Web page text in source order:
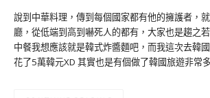
說到中華料理，傳到每個國家都有他的擁護者，
廳，從低端到高到嚇死人的都有，大家也是趨之
中餐我想應該就是韓式炸醬麵吧，而我這次去韓
花了5萬韓元XD 其實也是有個做了韓國旅遊非常